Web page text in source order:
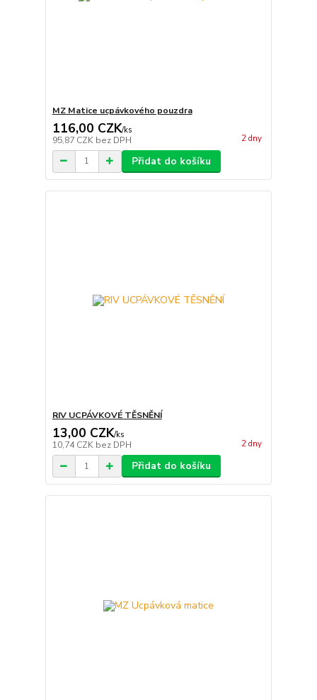
MZ Matice ucpávkového pouzdra
116,00 CZK/ks
95,87 CZK bez DPH 2 dny
Přidat do košíku
RIV UCPÁVKOVÉ TĚSNĚNÍ
13,00 CZK/ks
10,74 CZK bez DPH 2 dny
Přidat do košíku